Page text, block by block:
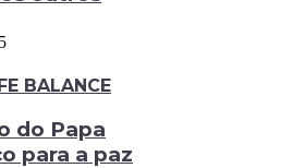
BALANCE
do Papa
para a paz